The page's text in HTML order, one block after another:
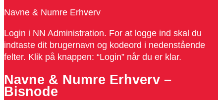
Navne & Numre Erhverv
Login i NN Administration. For at logge ind skal du
indtaste dit brugernavn og kodeord i nedenstående
felter. Klik på knappen: “Login” når du er klar.
Navne & Numre Erhverv –
Bisnode